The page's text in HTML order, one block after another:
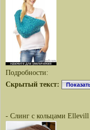
Подробности:
Скрытый текст:
- Слинг с кольцами Ellevill